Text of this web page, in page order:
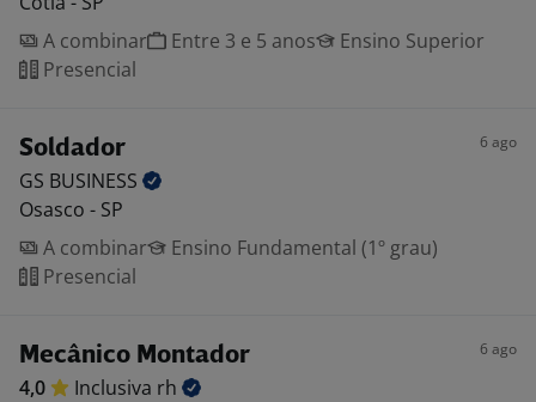
A combinar
Entre 3 e 5 anos
Ensino Superior
Presencial
Soldador 6 ago
GS BUSINESS
Osasco - SP
A combinar
Ensino Fundamental (1º grau)
Presencial
Mecânico Montador 6 ago
4,0 Inclusiva rh